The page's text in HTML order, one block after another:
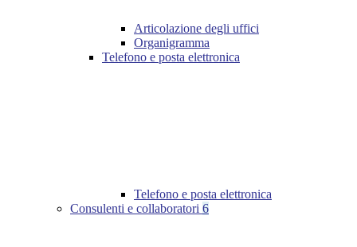
Articolazione degli uffici
Organigramma
Telefono e posta elettronica
Telefono e posta elettronica
Consulenti e collaboratori 6